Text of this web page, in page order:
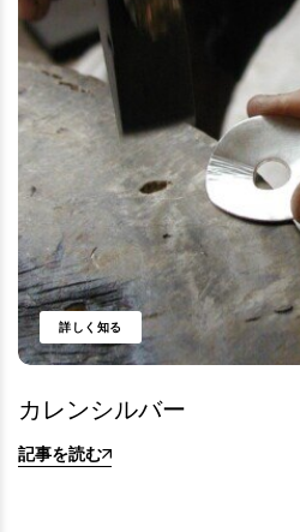
詳しく知る
カレンシルバー
記事を読む